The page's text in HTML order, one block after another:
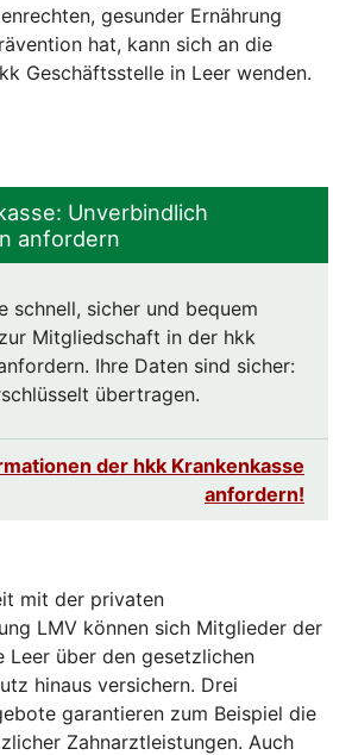
gesunder Ernährung
hat, kann sich an die
Geschäftsstelle in Leer wenden.
Unverbindlich
anfordern
schnell, sicher und bequem
Mitgliedschaft in der hkk
Ihre Daten sind sicher:
übertragen.
der hkk Krankenkasse
anfordern!
mit der privaten
LMV können sich Mitglieder der
Leer über den gesetzlichen
hinaus versichern. Drei
garantieren zum Beispiel die
Zahnarztleistungen. Auch